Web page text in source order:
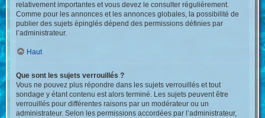
relativement importantes et vous devez le consulter régulièrement.
Comme pour les annonces et les annonces globales, la possibilité de
publier des sujets épinglés dépend des permissions définies par
l’administrateur.
Haut
Que sont les sujets verrouillés ?
Vous ne pouvez plus répondre dans les sujets verrouillés et tout
sondage y étant contenu est alors terminé. Les sujets peuvent être
verrouillés pour différentes raisons par un modérateur ou un
administrateur. Selon les permissions accordées par l’administrateur,